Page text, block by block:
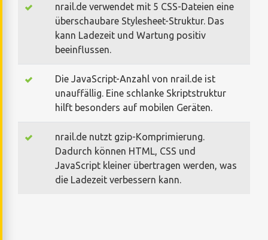
nrail.de verwendet mit 5 CSS-Dateien eine
überschaubare Stylesheet-Struktur. Das
kann Ladezeit und Wartung positiv
beeinflussen.
Die JavaScript-Anzahl von nrail.de ist
unauffällig. Eine schlanke Skriptstruktur
hilft besonders auf mobilen Geräten.
nrail.de nutzt gzip-Komprimierung.
Dadurch können HTML, CSS und
JavaScript kleiner übertragen werden, was
die Ladezeit verbessern kann.